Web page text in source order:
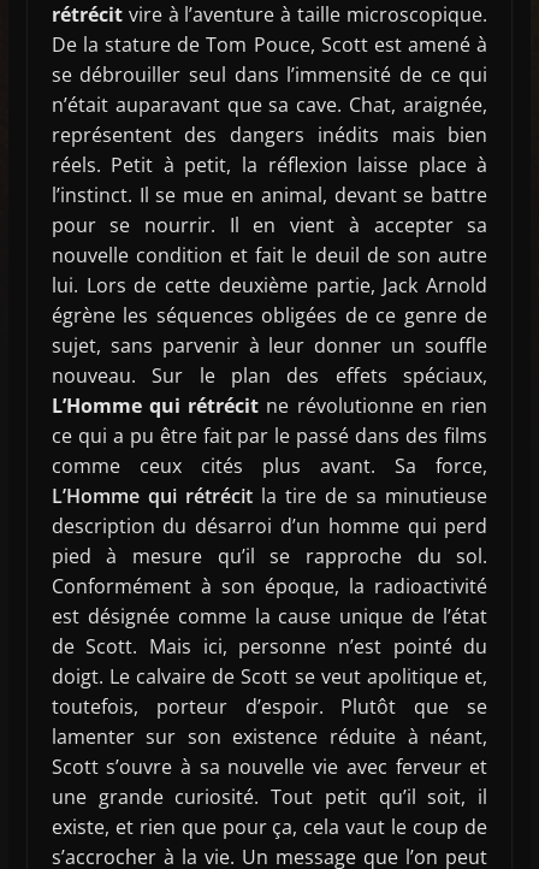
rétrécitvire à l’aventure à taille microscopique.
De la stature de Tom Pouce, Scott est amené à
se débrouiller seul dans l’immensité de ce qui
n’était auparavant que sa cave. Chat, araignée,
représentent des dangers inédits mais bien
réels. Petit à petit, la réflexion laisse place à
l’instinct. Il se mue en animal, devant se battre
pour se nourrir. Il en vient à accepter sa
nouvelle condition et fait le deuil de son autre
lui. Lors de cette deuxième partie, Jack Arnold
égrène les séquences obligées de ce genre de
sujet, sans parvenir à leur donner un souffle
nouveau. Sur le plan des effets spéciaux,
L’Homme qui rétrécit ne révolutionne en rien
ce qui a pu être fait par le passé dans des films
comme ceux cités plus avant. Sa force,
L’Homme qui rétrécitla tire de sa minutieuse
description du désarroi d’un homme qui perd
pied à mesure qu’il se rapproche du sol.
Conformément à son époque, la radioactivité
est désignée comme la cause unique de l’état
de Scott. Mais ici, personne n’est pointé du
doigt. Le calvaire de Scott se veut apolitique et,
toutefois, porteur d’espoir. Plutôt que se
lamenter sur son existence réduite à néant,
Scott s’ouvre à sa nouvelle vie avec ferveur et
une grande curiosité. Tout petit qu’il soit, il
existe, et rien que pour ça, cela vaut le coup de
s’accrocher à la vie. Un message que l’on peut